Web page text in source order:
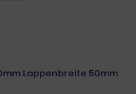
Lappenbreite 50mm